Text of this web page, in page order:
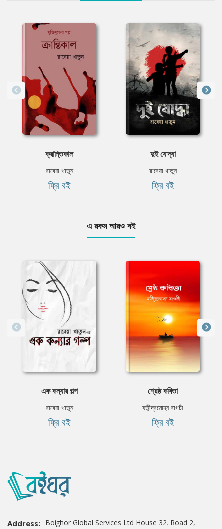
ক্রান্তিকাল
রাবেয়া খাতুন
ফ্রি বই
দুই যোদ্ধা
রাবেয়া খাতুন
ফ্রি বই
এ রকম আরও বই
এক কন্যার গল্প
রাবেয়া খাতুন
ফ্রি বই
শ্রেষ্ঠ কবিতা
যতীন্দ্রমোহন বাগচী
ফ্রি বই
Address: Boighor Global Services Ltd House 32, Road 2,